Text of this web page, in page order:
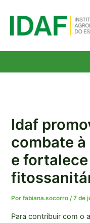
para
Idaf
combate à
e
Porfabiana.socorro/7 de
Para contribuir com o